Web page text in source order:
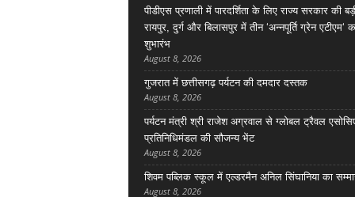
पीडीएस प्रणाली में पारदर्शिता के लिए राज्य सरकार की
रायपुर, दुर्ग और बिलासपुर में तीन ‘अन्नपूर्ति ग्रेन एटीएम‘
शुभारंभ
August 8, 2026
गुजरात में छत्तीसगढ़ पर्यटन की दमदार दस्तक
August 8, 2026
पर्यटन मंत्री श्री राजेश अग्रवाल से ग्लोबल ट्रैवल
प्रतिनिधिमंडल की सौजन्य भेंट
August 8, 2026
शिवम पब्लिक स्कूल में एल्डरमैन अनिल सिंघानिया का
August 8, 2026